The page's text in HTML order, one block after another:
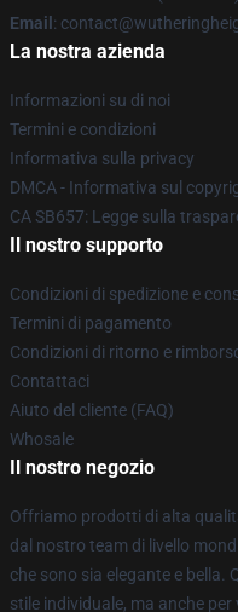
Email :
La nostra azienda
Informazioni su di noi
Termini e condizioni
Informativa sulla privacy
DMCA - Informativa sul
CA SB657: Legge sulla
Il nostro supporto
Condizioni di spedizione e
Termini di pagamento
Condizioni di ritorno e
Contattaci
Aiuto del cliente (FAQ)
Whosale
Il nostro negozio
Offriamo prodotti di alta
dal nostro team di livello
che sono sia elegante e bella.
stile individuale, ma anche